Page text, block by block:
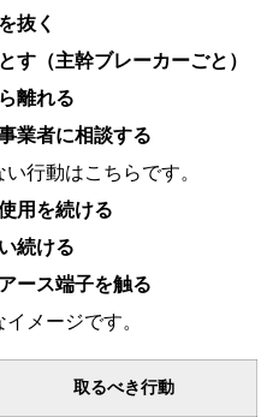
抜く
す（主幹ブレーカーごと）
離れる
業者に相談する
行動はこちらです。
用を続ける
続ける
ース端子を触る
メージです。
取るべき行動